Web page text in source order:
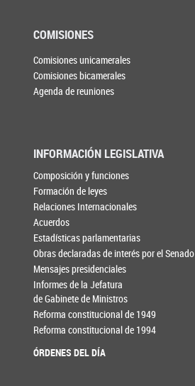
COMISIONES
Comisiones unicamerales
Comisiones bicamerales
Agenda de reuniones
INFORMACIÓN LEGISLATIVA
Composición y funciones
Formación de leyes
Relaciones Internacionales
Acuerdos
Estadísticas parlamentarias
Obras declaradas de interés por el Senado
Mensajes presidenciales
Informes de la Jefatura
de Gabinete de Ministros
Reforma constitucional de 1949
Reforma constitucional de 1994
ÓRDENES DEL DÍA